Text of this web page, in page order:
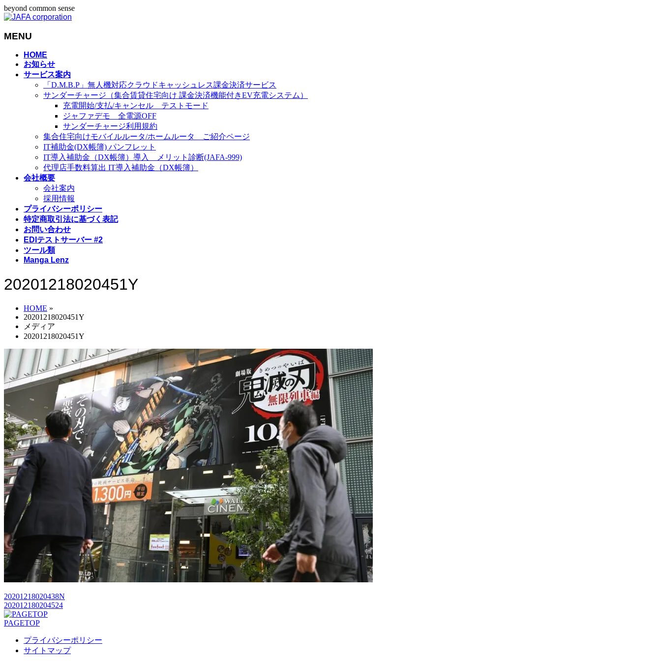
beyond common sense
MENU
HOME
お知らせ
サービス案内
「D.M.B.P」無人機対応クラウドキャッシュレス課金決済サービス
サンダーチャージ（集合賃貸住宅向け 課金決済機能付きEV充電システム）
充電開始/支払/キャンセル テストモード
ジャファデモ 全電源OFF
サンダーチャージ利用規約
集合住宅向けモバイルルータ/ホームルータ ご紹介ページ
IT補助金(DX帳簿) パンフレット
IT導入補助金（DX帳簿）導入 メリット診断(JAFA-999)
代理店手数料算出 IT導入補助金（DX帳簿）
会社概要
会社案内
採用情報
プライバシーポリシー
特定商取引法に基づく表記
お問い合わせ
EDIテストサーバー #2
ツール類
Manga Lenz
20201218020451Y
HOME »
20201218020451Y
メディア
20201218020451Y
20201218020438N
202012180204524
PAGETOP
プライバシーポリシー
サイトマップ